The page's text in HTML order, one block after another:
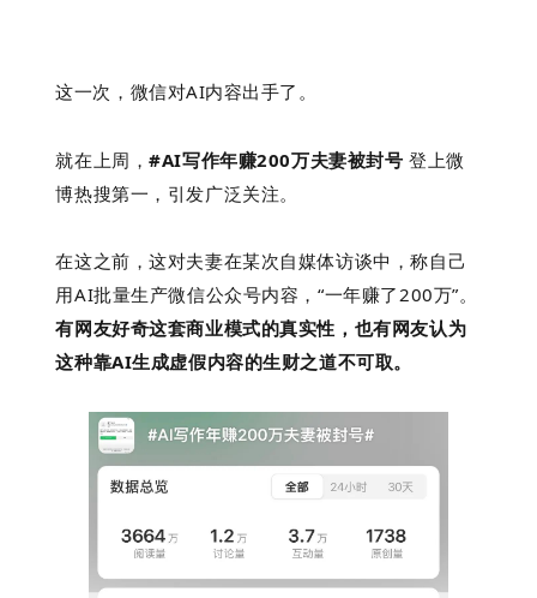
这一次，微信对AI内容出手了。
就在上周，#AI写作年赚200万夫妻被封号 登上微
博热搜第一，引发广泛关注。
在这之前，这对夫妻在某次自媒体访谈中，称自己
用AI批量生产微信公众号内容，“一年赚了200万”。
有网友好奇这套商业模式的真实性，也有网友认为
这种靠AI生成虚假内容的生财之道不可取。